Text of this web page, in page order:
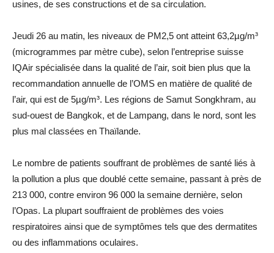
usines, de ses constructions et de sa circulation.
Jeudi 26 au matin, les niveaux de PM2,5 ont atteint 63,2µg/m³
(microgrammes par mètre cube), selon l’entreprise suisse
IQAir spécialisée dans la qualité de l’air, soit bien plus que la
recommandation annuelle de l’OMS en matière de qualité de
l’air, qui est de 5µg/m³. Les régions de Samut Songkhram, au
sud-ouest de Bangkok, et de Lampang, dans le nord, sont les
plus mal classées en Thaïlande.
Le nombre de patients souffrant de problèmes de santé liés à
la pollution a plus que doublé cette semaine, passant à près de
213 000, contre environ 96 000 la semaine dernière, selon
l’Opas. La plupart souffraient de problèmes des voies
respiratoires ainsi que de symptômes tels que des dermatites
ou des inflammations oculaires.